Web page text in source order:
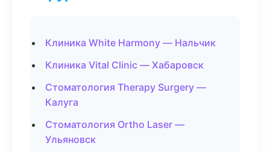
Клиника White Harmony — Нальчик
Клиника Vital Clinic — Хабаровск
Стоматология Therapy Surgery —
Калуга
Стоматология Ortho Laser —
Ульяновск